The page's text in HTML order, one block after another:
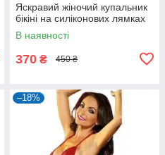
Яскравий жіночий купальник
бікіні на силіконових лямках
В наявності
370 ₴ 450 ₴
–18%